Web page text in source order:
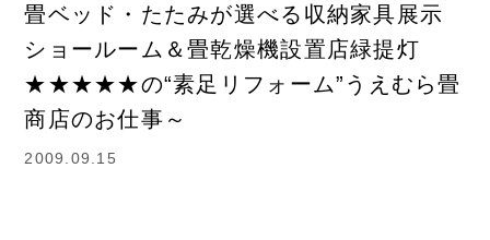
畳ベッド・たたみが選べる収納家具展示
ショールーム＆畳乾燥機設置店緑提灯
★★★★★の“素足リフォーム”うえむら畳
商店のお仕事～
2009.09.15